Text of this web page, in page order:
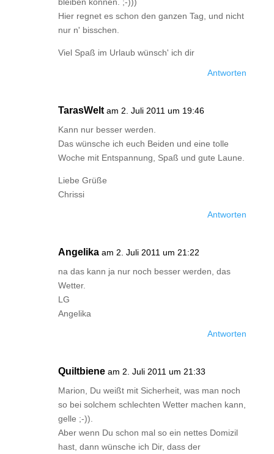
Hier regnet es schon den ganzen Tag, und nicht
nur n' bisschen.
Viel Spaß im Urlaub wünsch' ich dir
Antworten
TarasWelt am 2. Juli 2011 um 19:46
Kann nur besser werden.
Das wünsche ich euch Beiden und eine tolle
Woche mit Entspannung, Spaß und gute Laune.
Liebe Grüße
Chrissi
Antworten
Angelika am 2. Juli 2011 um 21:22
na das kann ja nur noch besser werden, das
Wetter.
LG
Angelika
Antworten
Quiltbiene am 2. Juli 2011 um 21:33
Marion, Du weißt mit Sicherheit, was man noch
so bei solchem schlechten Wetter machen kann,
gelle ;-)).
Aber wenn Du schon mal so ein nettes Domizil
hast, dann wünsche ich Dir, dass der